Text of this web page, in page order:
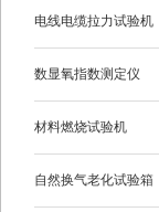
电线电缆拉力试验机
数显氧指数测定仪
材料燃烧试验机
自然换气老化试验箱